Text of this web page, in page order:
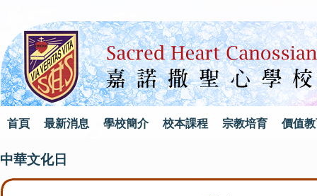
首頁 最新消息 學校簡介 校本課程 宗教培育 價值
中華文化日